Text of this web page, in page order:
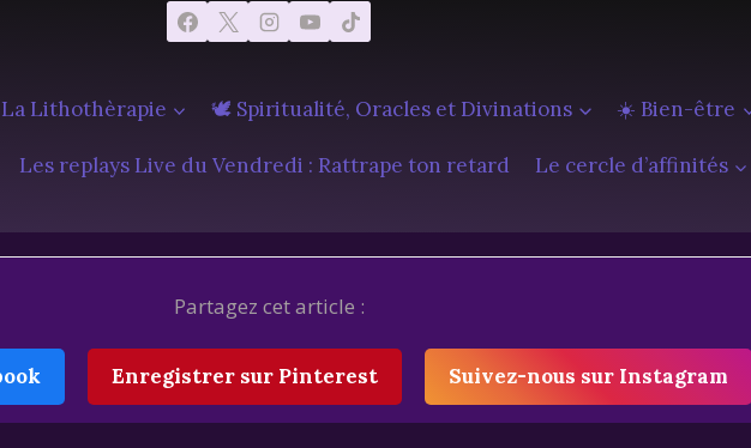
Lithothèrapie 🕊️ Spiritualité, Oracles et Divinations ☀️ Bien-être
Les replays Live du Vendredi : Rattrape ton retard Le cercle d’affinités
Partagez cet article :
Enregistrer sur Pinterest Suivez-nous sur Instagram